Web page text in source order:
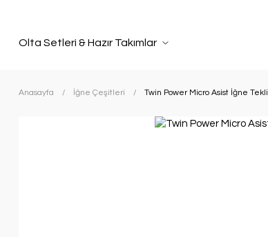
Olta Setleri & Hazır Takımlar
Anasayfa İğne Çeşitleri Twin Power Micro Asist İğne Tekli